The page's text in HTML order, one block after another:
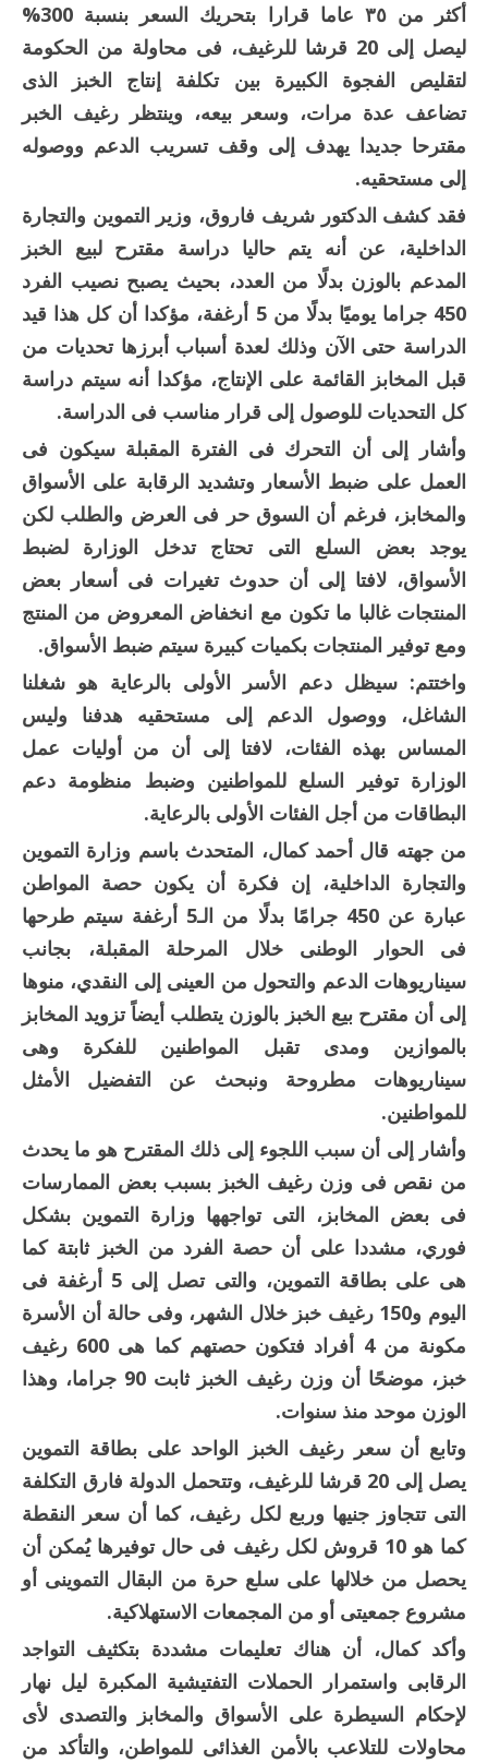
أكثر من ٣٥ عاما قرارا بتحريك السعر بنسبة 300%
ليصل إلى 20 قرشا للرغيف، فى محاولة من الحكومة
لتقليص الفجوة الكبيرة بين تكلفة إنتاج الخبز الذى
تضاعف عدة مرات، وسعر بيعه، وينتظر رغيف الخبر
مقترحا جديدا يهدف إلى وقف تسريب الدعم ووصوله
إلى مستحقيه.
فقد كشف الدكتور شريف فاروق، وزير التموين والتجارة
الداخلية، عن أنه يتم حاليا دراسة مقترح لبيع الخبز
المدعم بالوزن بدلًا من العدد، بحيث يصبح نصيب الفرد
450 جراما يوميًا بدلًا من 5 أرغفة، مؤكدا أن كل هذا قيد
الدراسة حتى الآن وذلك لعدة أسباب أبرزها تحديات من
قبل المخابز القائمة على الإنتاج، مؤكدا أنه سيتم دراسة
كل التحديات للوصول إلى قرار مناسب فى الدراسة.
وأشار إلى أن التحرك فى الفترة المقبلة سيكون فى
العمل على ضبط الأسعار وتشديد الرقابة على الأسواق
والمخابز، فرغم أن السوق حر فى العرض والطلب لكن
يوجد بعض السلع التى تحتاج تدخل الوزارة لضبط
الأسواق، لافتا إلى أن حدوث تغيرات فى أسعار بعض
المنتجات غالبا ما تكون مع انخفاض المعروض من المنتج
ومع توفير المنتجات بكميات كبيرة سيتم ضبط الأسواق.
واختتم: سيظل دعم الأسر الأولى بالرعاية هو شغلنا
الشاغل، ووصول الدعم إلى مستحقيه هدفنا وليس
المساس بهذه الفئات، لافتا إلى أن من أوليات عمل
الوزارة توفير السلع للمواطنين وضبط منظومة دعم
البطاقات من أجل الفئات الأولى بالرعاية.
من جهته قال أحمد كمال، المتحدث باسم وزارة التموين
والتجارة الداخلية، إن فكرة أن يكون حصة المواطن
عبارة عن 450 جرامًا بدلًا من الـ5 أرغفة سيتم طرحها
فى الحوار الوطنى خلال المرحلة المقبلة، بجانب
سيناريوهات الدعم والتحول من العينى إلى النقدي، منوها
إلى أن مقترح بيع الخبز بالوزن يتطلب أيضاً تزويد المخابز
بالموازين ومدى تقبل المواطنين للفكرة وهى
سيناريوهات مطروحة ونبحث عن التفضيل الأمثل
للمواطنين.
وأشار إلى أن سبب اللجوء إلى ذلك المقترح هو ما يحدث
من نقص فى وزن رغيف الخبز بسبب بعض الممارسات
فى بعض المخابز، التى تواجهها وزارة التموين بشكل
فوري، مشددا على أن حصة الفرد من الخبز ثابتة كما
هى على بطاقة التموين، والتى تصل إلى 5 أرغفة فى
اليوم و150 رغيف خبز خلال الشهر، وفى حالة أن الأسرة
مكونة من 4 أفراد فتكون حصتهم كما هى 600 رغيف
خبز، موضحًا أن وزن رغيف الخبز ثابت 90 جراما، وهذا
الوزن موحد منذ سنوات.
وتابع أن سعر رغيف الخبز الواحد على بطاقة التموين
يصل إلى 20 قرشا للرغيف، وتتحمل الدولة فارق التكلفة
التى تتجاوز جنيها وربع لكل رغيف، كما أن سعر النقطة
كما هو 10 قروش لكل رغيف فى حال توفيرها يُمكن أن
يحصل من خلالها على سلع حرة من البقال التموينى أو
مشروع جمعيتى أو من المجمعات الاستهلاكية.
وأكد كمال، أن هناك تعليمات مشددة بتكثيف التواجد
الرقابى واستمرار الحملات التفتيشية المكبرة ليل نهار
لإحكام السيطرة على الأسواق والمخابز والتصدى لأى
محاولات للتلاعب بالأمن الغذائى للمواطن، والتأكد من